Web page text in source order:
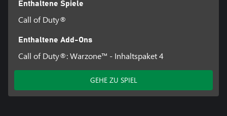
Enthaltene Spiele
Call of Duty®
Enthaltene Add-Ons
Call of Duty®: Warzone™ - Inhaltspaket 4
GEHE ZU SPIEL